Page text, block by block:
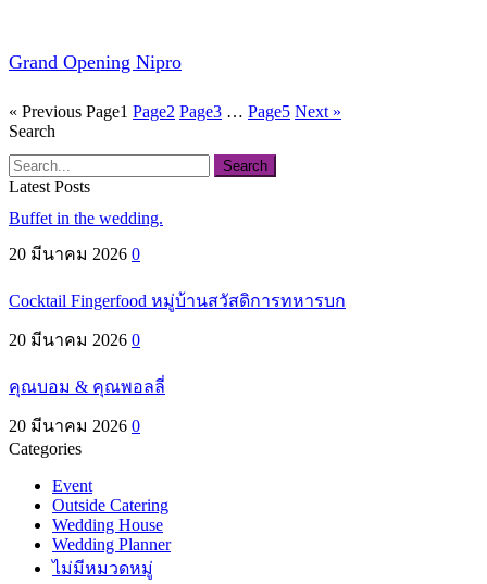
Grand Opening Nipro
« Previous Page1 Page2 Page3 … Page5 Next »
Search
Search
Latest Posts
Buffet in the wedding.
20 มีนาคม 2026 0
Cocktail Fingerfood หมู่บ้านสวัสดิการทหารบก
20 มีนาคม 2026 0
คุณบอม & คุณพอลลี่
20 มีนาคม 2026 0
Categories
Event
Outside Catering
Wedding House
Wedding Planner
ไม่มีหมวดหมู่